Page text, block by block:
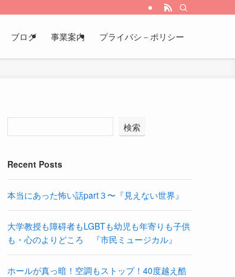
ブログ 事業案内 プライバシ－ポリシー
検索
Recent Posts
本当にあった怖い話part３〜『見えない世界』
大学教授も障碍者もLGBTも幼児も年寄りも子供
も・心のよりどころ 『市民ミュージカル』
ホールが真っ暗！空調もストップ！40度越え酷